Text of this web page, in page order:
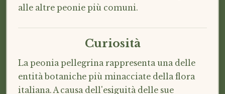
alle altre peonie più comuni.
Curiosità
La peonia pellegrina rappresenta una delle
entità botaniche più minacciate della flora
italiana. A causa dell'esiguità delle sue